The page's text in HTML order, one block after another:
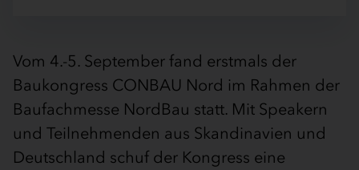
Vom 4.-5. September fand erstmals der
Baukongress CONBAU Nord im Rahmen der
Baufachmesse NordBau statt. Mit Speakern
und Teilnehmenden aus Skandinavien und
Deutschland schuf der Kongress eine